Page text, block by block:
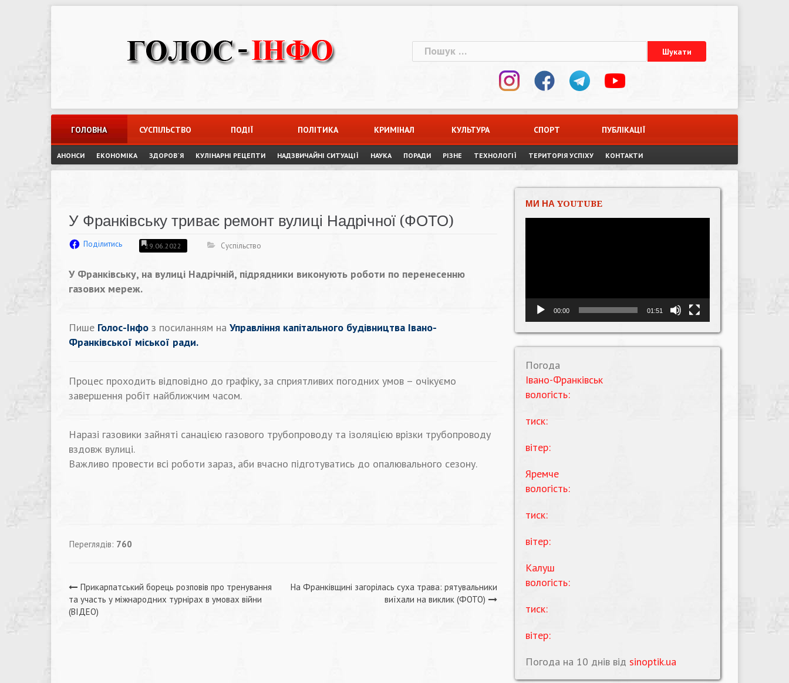
Пошук:
ГОЛОВНА СУСПІЛЬСТВО ПОДІЇ ПОЛІТИКА КРИМІНАЛ КУЛЬТУРА СПОРТ ПУБЛІКАЦІЇ
АНОНСИ ЕКОНОМІКА ЗДОРОВ`Я КУЛІНАРНІ РЕЦЕПТИ НАДЗВИЧАЙНІ СИТУАЦІЇ НАУКА ПОРАДИ РІЗНЕ ТЕХНОЛОГІЇ ТЕРИТОРІЯ УСПІХУ КОНТАКТИ
У Франківську триває ремонт вулиці Надрічної (ФОТО)
Поділитись 29.06.2022 Суспільство
У Франківську, на вулиці Надрічній, підрядники виконують роботи по перенесенню
газових мереж.
Пише Голос-Інфо з посиланням на Управління капітального будівництва Івано-
Франківської міської ради.
Процес проходить відповідно до графіку, за сприятливих погодних умов – очікуємо
завершення робіт найближчим часом.
Наразі газовики зайняті санацією газового трубопроводу та ізоляцією врізки трубопроводу
вздовж вулиці.
Важливо провести всі роботи зараз, аби вчасно підготуватись до опалювального сезону.
Переглядів: 760
Навігація
записів
Прикарпатський борець розповів про тренування
та участь у міжнародних турнірах в умовах війни
(ВІДЕО)
На Франківщині загорілась суха трава: рятувальники
виїхали на виклик (ФОТО)
МИ НА YOUTUBE
00:00 01:51
Погода
Івано-Франківськ
вологість:
тиск:
вітер:
Яремче
вологість:
тиск:
вітер:
Калуш
вологість:
тиск:
вітер:
Погода на 10 днів від sinoptik.ua